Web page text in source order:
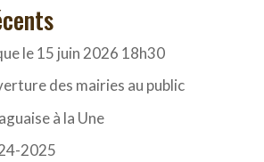
le 15 juin 2026 18h30
des mairies au public
à la Une
2025